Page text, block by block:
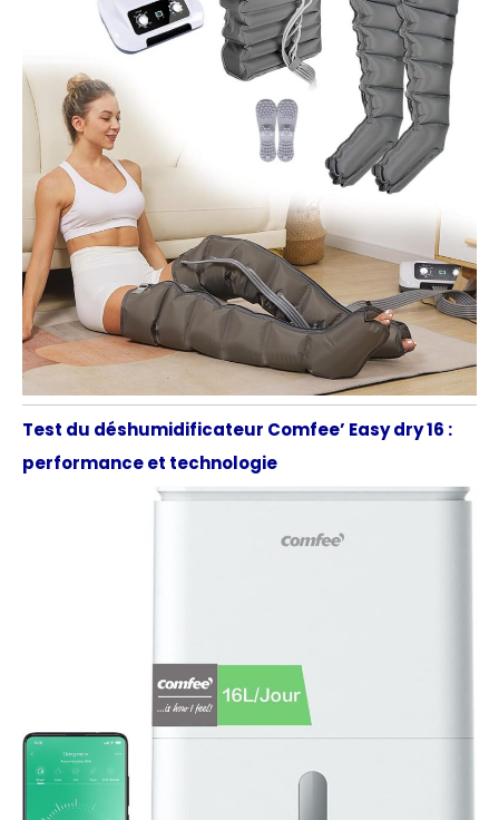
Test du déshumidificateur Comfee’ Easy dry 16 :
performance et technologie